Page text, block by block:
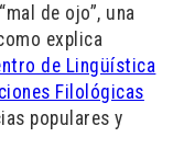
de ojo”, una
explica
de Lingüística
Filológicas
populares y